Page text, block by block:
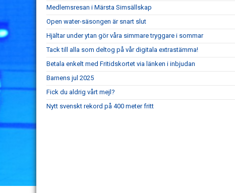
Medlemsresan i Märsta Simsällskap
Open water-säsongen är snart slut
Hjältar under ytan gör våra simmare tryggare i sommar
Tack till alla som deltog på vår digitala extrastämma!
Betala enkelt med Fritidskortet via länken i inbjudan
Barnens jul 2025
Fick du aldrig vårt mejl?
Nytt svenskt rekord på 400 meter fritt